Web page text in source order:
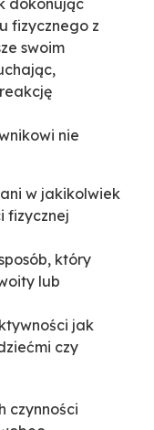
dokonując
fizycznego z
swoim
nie
w jakikolwiek
fizycznej
który
lub
jak
czy
czynności